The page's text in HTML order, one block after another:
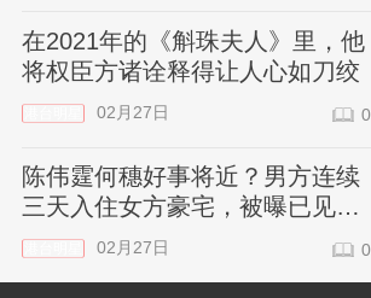
在2021年的《斛珠夫人》里，他
将权臣方诸诠释得让人心如刀绞
02月27日 0
陈伟霆何穗好事将近？男方连续
三天入住女方豪宅，被曝已见过
家长
02月27日 0